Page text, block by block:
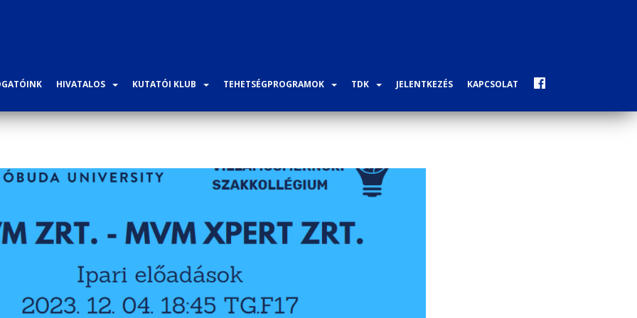
HIVATALOS KUTATÓI KLUB TEHETSÉGPROGRAMOK TDK JELENTKEZÉS KAPCSOLAT